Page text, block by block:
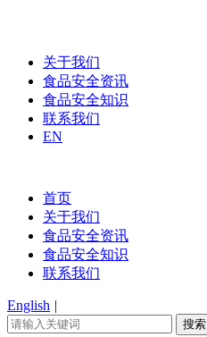
关于我们
食品安全资讯
食品安全知识
联系我们
EN
首页
关于我们
食品安全资讯
食品安全知识
联系我们
English |